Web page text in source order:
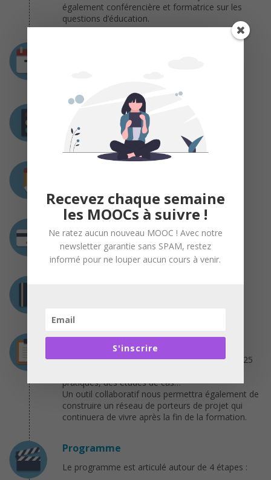
également conférencière et formatrice sur les
questions d’éducation.
Aucun pré-requis n’est nécessaire.
Coût
Gratuit
Déroulement
La formation comporte 16 modules intégrant 25
pratiques, des études de cas…
Un outil collaboratif nous permettra également de
construire un réseau de porteurs de projet qui
continuera de vivre après la fin de la formation.
Programme
Le programme est articulé autour de 4 étapes :
Recevez chaque semaine
les MOOCs à suivre !
Ne ratez aucun nouveau MOOC ! Avec notre
newsletter garantie sans SPAM, restez
informé pour ne louper aucun cours à venir.
S'inscrire